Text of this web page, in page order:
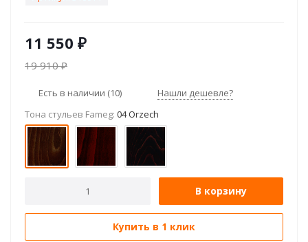
11 550 ₽
19 910₽
Есть в наличии (10)
Нашли дешевле?
Тона стульев Fameg: 04 Orzech
В корзину
Купить в 1 клик